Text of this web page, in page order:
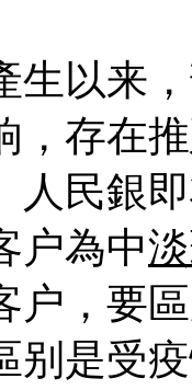
生以来
，存在
人民銀
户為中
户，要
别是受